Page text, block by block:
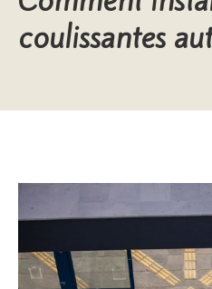
coulissantes